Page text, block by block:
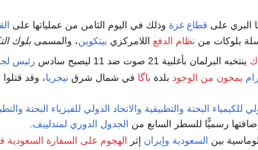
البري على قطاع غزة وذلك في اليوم الثامن من عملياتها على
بلوكات من نظام الدفعاللامركزي بيتكوين، والمسمى بلوك
ينتخبه البرلمان بأغلبية 21 صوت ضد 11 ليصبح سادس رئيس
يمحون من الوجود بلدة باگا في شمال شرق نيجريا، وقد قتلوا فيها
للكيمياء البحتة والتطبيقية والاتحاد الدولي للفيزياء البحتة
رسميًّا للسطر السابع من الجدول الدوري لمندلييف.
بين السعودية وإيران إثر الهجوم على السفارة